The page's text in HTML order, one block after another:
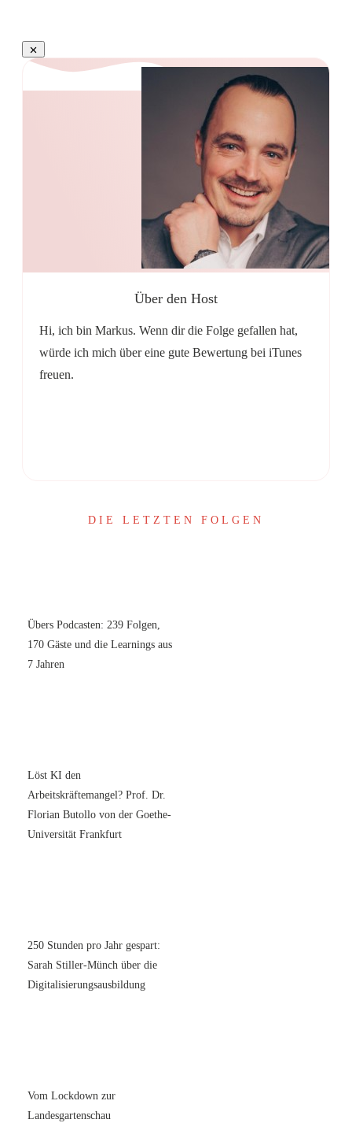
Über den Host
Hi, ich bin Markus. Wenn dir die Folge gefallen hat,
würde ich mich über eine gute Bewertung bei iTunes
freuen.
DIE LETZTEN FOLGEN
Übers Podcasten: 239 Folgen,
170 Gäste und die Learnings aus
7 Jahren
Löst KI den
Arbeitskräftemangel? Prof. Dr.
Florian Butollo von der Goethe-
Universität Frankfurt
250 Stunden pro Jahr gespart:
Sarah Stiller-Münch über die
Digitalisierungsausbildung
Vom Lockdown zur
Landesgartenschau